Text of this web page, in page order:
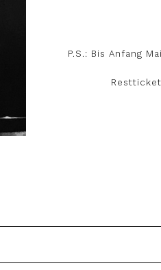
P.S.: Bis Anfang